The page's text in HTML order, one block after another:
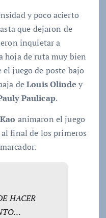
y poco acierto
que dejaron de
inquietar a
hoja de ruta muy bien
juego de poste bajo
deLouis Olinde y
Paulicap.
Kao animaron el juego
final de los primeros
HACER